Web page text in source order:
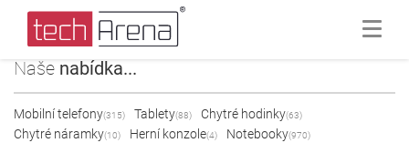
Naše nabídka...
Mobilní telefony(315) Tablety(88) Chytré hodinky(63)
Chytré náramky(10) Herní konzole(4) Notebooky(970)